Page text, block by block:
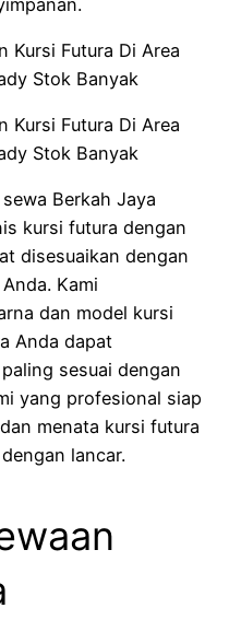
Berkah Jaya
kursi futura dengan
disesuaikan dengan
Kami
dan model kursi
Anda dapat
sesuai dengan
yang profesional siap
menata kursi futura
lancar.